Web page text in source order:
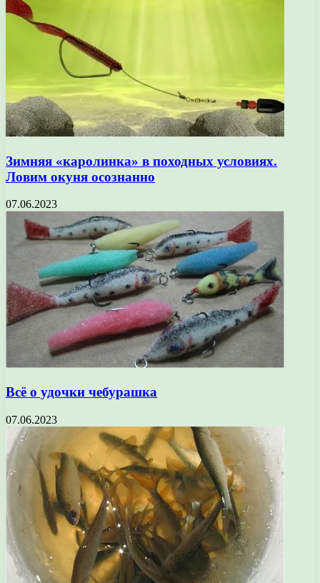
Зимняя «каролинка» в походных условиях.
Ловим окуня осознанно
07.06.2023
Всё о удочки чебурашка
07.06.2023